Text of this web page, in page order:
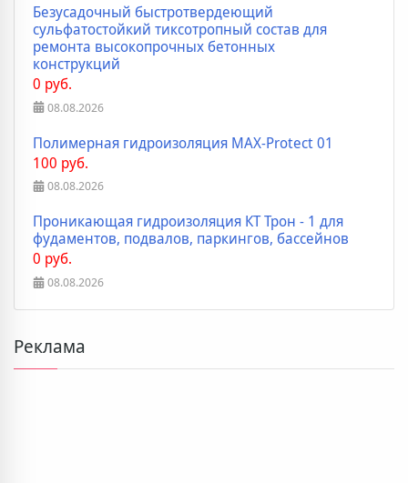
Безусадочный быстротвердеющий
сульфатостойкий тиксотропный состав для
ремонта высокопрочных бетонных
конструкций
0 руб.
08.08.2026
Полимерная гидроизоляция MAX-Protect 01
100 руб.
08.08.2026
Проникающая гидроизоляция КТ Трон - 1 для
фудаментов, подвалов, паркингов, бассейнов
0 руб.
08.08.2026
Реклама